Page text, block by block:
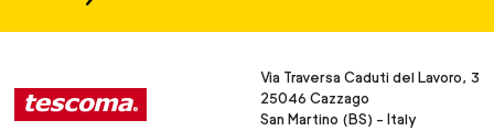
Via Traversa Caduti del Lavoro, 3
25046 Cazzago
San Martino (BS) - Italy